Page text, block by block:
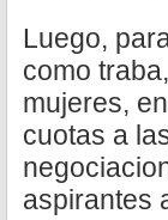
Luego,
como
mujeres,
cuotas a
aspirantes